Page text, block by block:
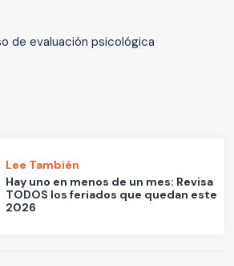
de evaluación psicológica
Lee También
Hay uno en menos de un mes: Revisa
TODOS los feriados que quedan este
2026